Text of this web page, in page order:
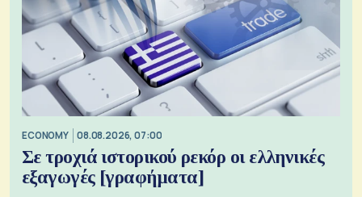
ECONOMY 08.08.2026, 07:00
Σε τροχιά ιστορικού ρεκόρ οι ελληνικές
εξαγωγές [γραφήματα]